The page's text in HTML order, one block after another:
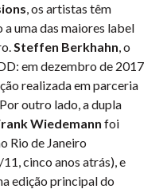
, os artistas têm
uma das maiores label
Steffen Berkhahn, o
em dezembro de 2017
realizada em parceria
outro lado, a dupla
Wiedemann foi
Rio de Janeiro
cinco anos atrás), e
edição principal do